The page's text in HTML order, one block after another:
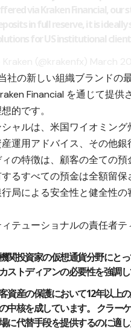
社の新しい組織ブランドの
Financial を通じて提
的です。
ャルは、米国ワイオミン
運用アドバイス、その他銀
の特徴は、顧客の全ての
るすべての預金は全額留
局による安全性と健全性
テューショナルの責任者
関投資家の仮想通貨分野にと
ストディアンの必要性を強調
資産の保護において12年以
中核を成しています。 クラー
に代替手段を提供するのに適